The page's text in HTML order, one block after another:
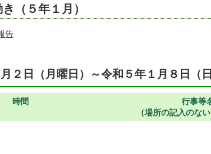
（５年１月）
告
２日（月曜日）～令和５年１月８日（
時間
行事等
（場所の記入のな